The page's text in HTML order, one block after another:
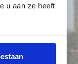
u aan ze heeft